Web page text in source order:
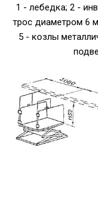
1 - лебедка; 2 -
трос диаметром 6
5 - козлы